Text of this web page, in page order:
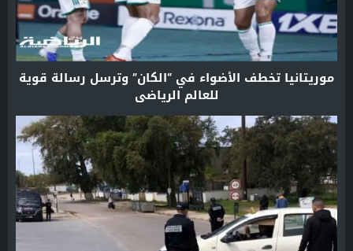
موريتانيا تخطف الأضواء في “الكان” وترسل رسالة قوية
للعالم الرياضي